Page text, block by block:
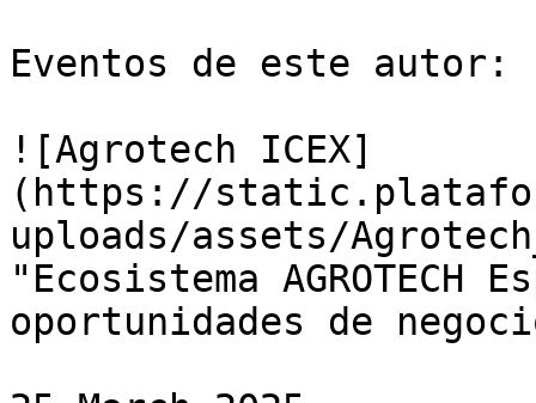
Eventos de este autor:
![Agrotech ICEX]
(https://
uploads/assets/
"Ecosistema
oportunidades de